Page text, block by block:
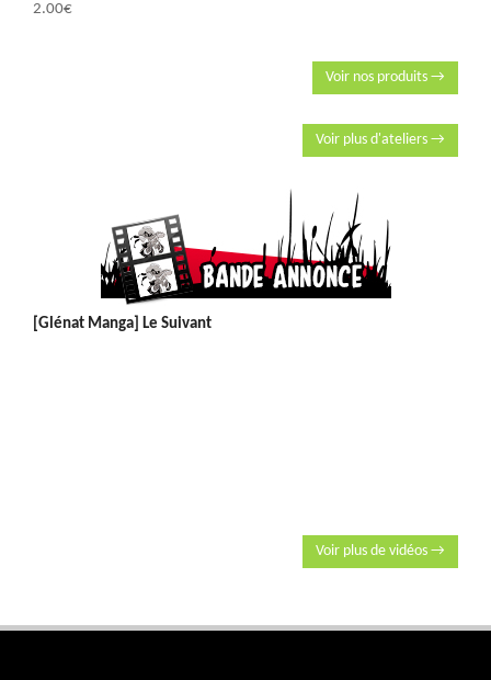
2.00€
Voir nos produits →
Voir plus d'ateliers →
[Glénat Manga] Le Suivant
Voir plus de vidéos →